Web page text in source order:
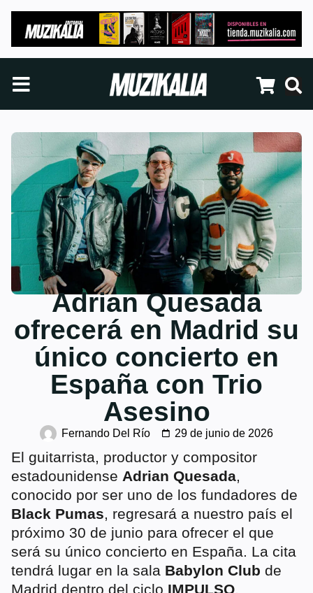
Adrian Quesada
ofrecerá en Madrid su
único concierto en
España con Trio
Asesino
Fernando Del Río 29 de junio de 2026
El guitarrista, productor y compositor
estadounidense Adrian Quesada,
conocido por ser uno de los fundadores de
Black Pumas, regresará a nuestro país el
próximo 30 de junio para ofrecer el que
será su único concierto en España. La cita
tendrá lugar en la sala Babylon Club de
Madrid dentro del ciclo IMPULSO,